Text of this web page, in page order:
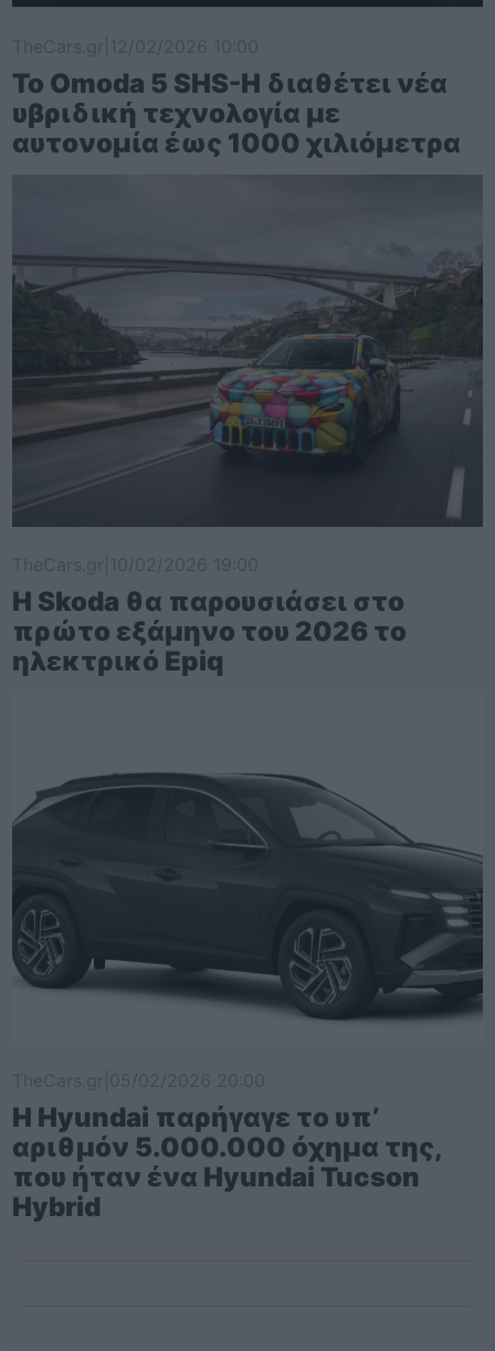
Το Omoda 5 SHS-H διαθέτει νέα
υβριδική τεχνολογία με
αυτονομία έως 1000 χιλιόμετρα
Η Skoda θα παρουσιάσει στο
πρώτο εξάμηνο του 2026 το
ηλεκτρικό Epiq
Η Hyundai παρήγαγε το υπ’
αριθμόν 5.000.000 όχημα της,
που ήταν ένα Hyundai Tucson
Hybrid